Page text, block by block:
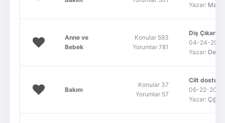
Yazar:
Anne ve
Bebek
Konular 593
Yorumlar 781
Diş
04-24-
Yazar:
Bakım
Konular 37
Yorumlar 57
Cilt dostu
06-22-
Yazar: